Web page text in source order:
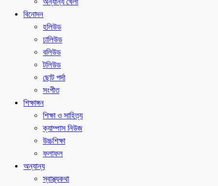
বিনোদন
হলিউড
ঢালিউড
বলিউড
টলিউড
ছোট পর্দা
সংগীত
শিক্ষাঙ্গন
শিক্ষা ও সাহিত্য
ক্যাম্পাস নিউজ
উচ্চশিক্ষা
ফলাফল
অন্যান্য
স্বাস্থ্যকথা